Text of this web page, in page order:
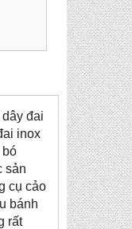
đai
inox
bó
sản
cụ cảo
bánh
rất